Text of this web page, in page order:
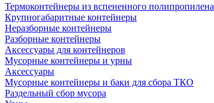
Термоконтейнеры из вспененного полипропилена
Крупногабаритные контейнеры
Неразборные контейнеры
Разборные контейнеры
Аксессуары для контейнеров
Мусорные контейнеры и урны
Аксессуары
Мусорные контейнеры и баки для сбора ТКО
Раздельный сбор мусора